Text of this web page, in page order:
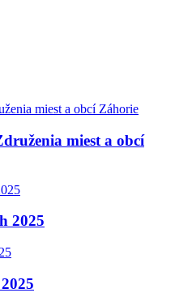
miest a obcí
2025